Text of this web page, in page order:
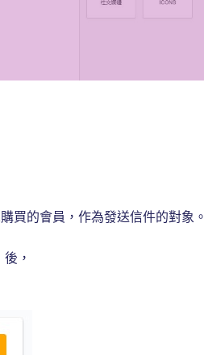
買的會員，作為發送信件的對象。
，